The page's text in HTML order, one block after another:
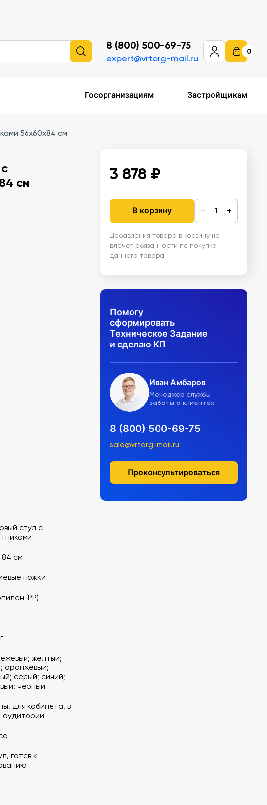
8 (800) 500-69-75
expert@vrtorg-mail.ru
0
Госорганизациям Застройщикам
56х60х84 см
см
3 878 ₽
В корзину − +
Добавления товара в корзину не
влечет обязанности по покупке
данного товара
Помогу
сформировать
Техническое Задание
и сделаю КП
Иван Амбаров
Менеджер службы
заботы о клиентах
8 (800) 500-69-75
sale@vrtorg-mail.ru
Проконсультироваться
стул с
84 см
ножки
(PP)
жёлтый;
оранжевый;
серый; синий;
чёрный
для кабинета, в
аудитории
готов к